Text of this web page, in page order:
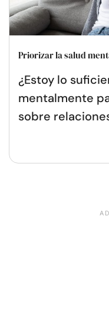
Priorizar la salud
¿Estoy lo
mentalmente
sobre